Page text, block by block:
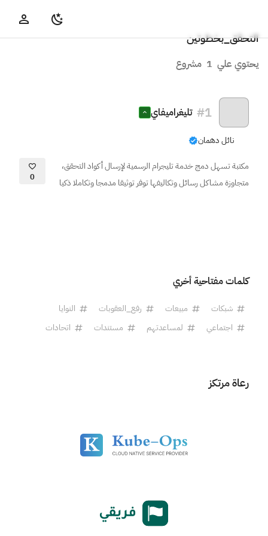
التحقق_بخطوتين
يحتوي علي 1 مشروع
#1 تليغراميفاي
نائل دهمان
مكتبة تسهل دمج خدمة تليجرام الرسمية لإرسال أكواد التحقق،
متجاوزة مشاكل رسائل وتكاليفها توفر توثيقا مدمجا وتكاملا ذكيا
0
كلمات مفتاحية أخري
شبكات مبيعات رفع_العقوبات
النوايا
اجتماعي
لمساعدتهم مستندات اتحادات
رعاة مرتكز